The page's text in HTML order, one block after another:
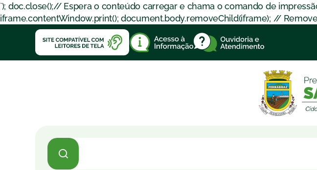
`); doc.close();// Espera o conteúdo carregar e chama o comando de
iframe.contentWindow.print(); document.body.removeChild(iframe); // Remove